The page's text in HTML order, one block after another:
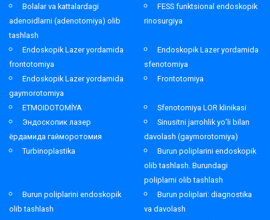
Bolalar va kattalardagi
adenoidlarni (adenotomiya) olib
tashlash
FESS funktsional endoskopik
rinosurgiya
Endoskopik Lazer yordamida
frontotomiya
Endoskopik Lazer yordamida
sfenotomiya
Endoskopik Lazer yordamida
gaymorotomiya
Frontotomiya
ETMOIDOTOMİYA
Sfenotomiya LOR klinikasi
Эндоскопик лазер
ёрдамида гайморотомия
Sinusitni jarrohlik yo’li bilan
davolash (gaymorotomiya)
Turbinoplastika
Burun poliplarini endoskopik
olib tashlash. Burundagi
poliplarni olib tashlash
Burun poliplarini endoskopik
olib tashlash
Burun poliplari: diagnostika
va davolash